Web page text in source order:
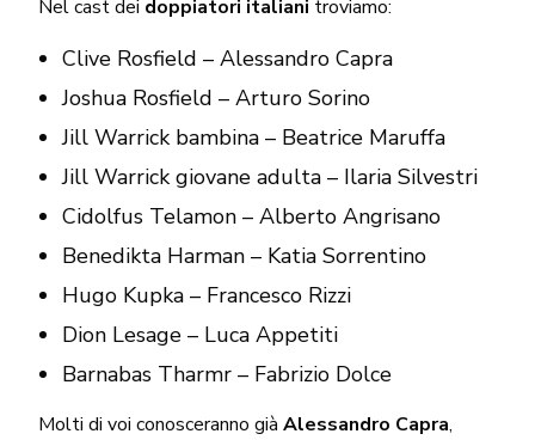
Nel cast dei doppiatori italiani troviamo:
Clive Rosfield – Alessandro Capra
Joshua Rosfield – Arturo Sorino
Jill Warrick bambina – Beatrice Maruffa
Jill Warrick giovane adulta – Ilaria Silvestri
Cidolfus Telamon – Alberto Angrisano
Benedikta Harman – Katia Sorrentino
Hugo Kupka – Francesco Rizzi
Dion Lesage – Luca Appetiti
Barnabas Tharmr – Fabrizio Dolce
Molti di voi conosceranno giàAlessandro Capra,